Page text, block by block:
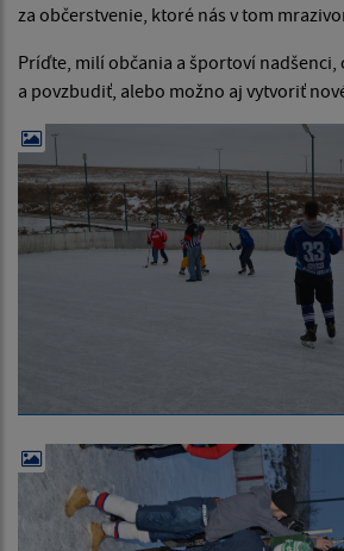
za občerstvenie, ktoré nás v tom
Príďte, milí občania a športoví nadšenci,
a povzbudiť, alebo možno aj vytvoriť